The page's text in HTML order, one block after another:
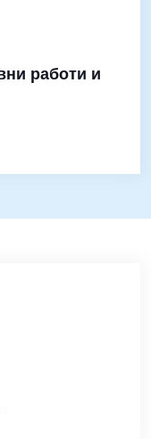
работи и